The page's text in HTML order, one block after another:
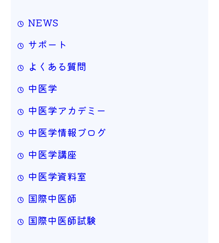
NEWS
サポート
よくある質問
中医学
中医学アカデミー
中医学情報ブログ
中医学講座
中医学資料室
国際中医師
国際中医師試験